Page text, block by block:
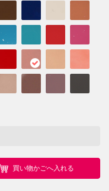
買い物かごへ入れる